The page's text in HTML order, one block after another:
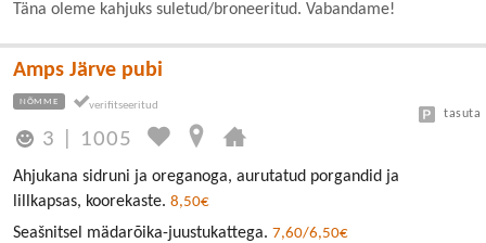
Täna oleme kahjuks suletud/broneeritud. Vabandame!
Amps Järve pubi
NÕMME
3 1005
tasuta
Ahjukana sidruni ja oreganoga, aurutatud porgandid ja
lillkapsas, koorekaste. 8,50€
Seašnitsel mädarõika-juustukattega. 7,60/6,50€